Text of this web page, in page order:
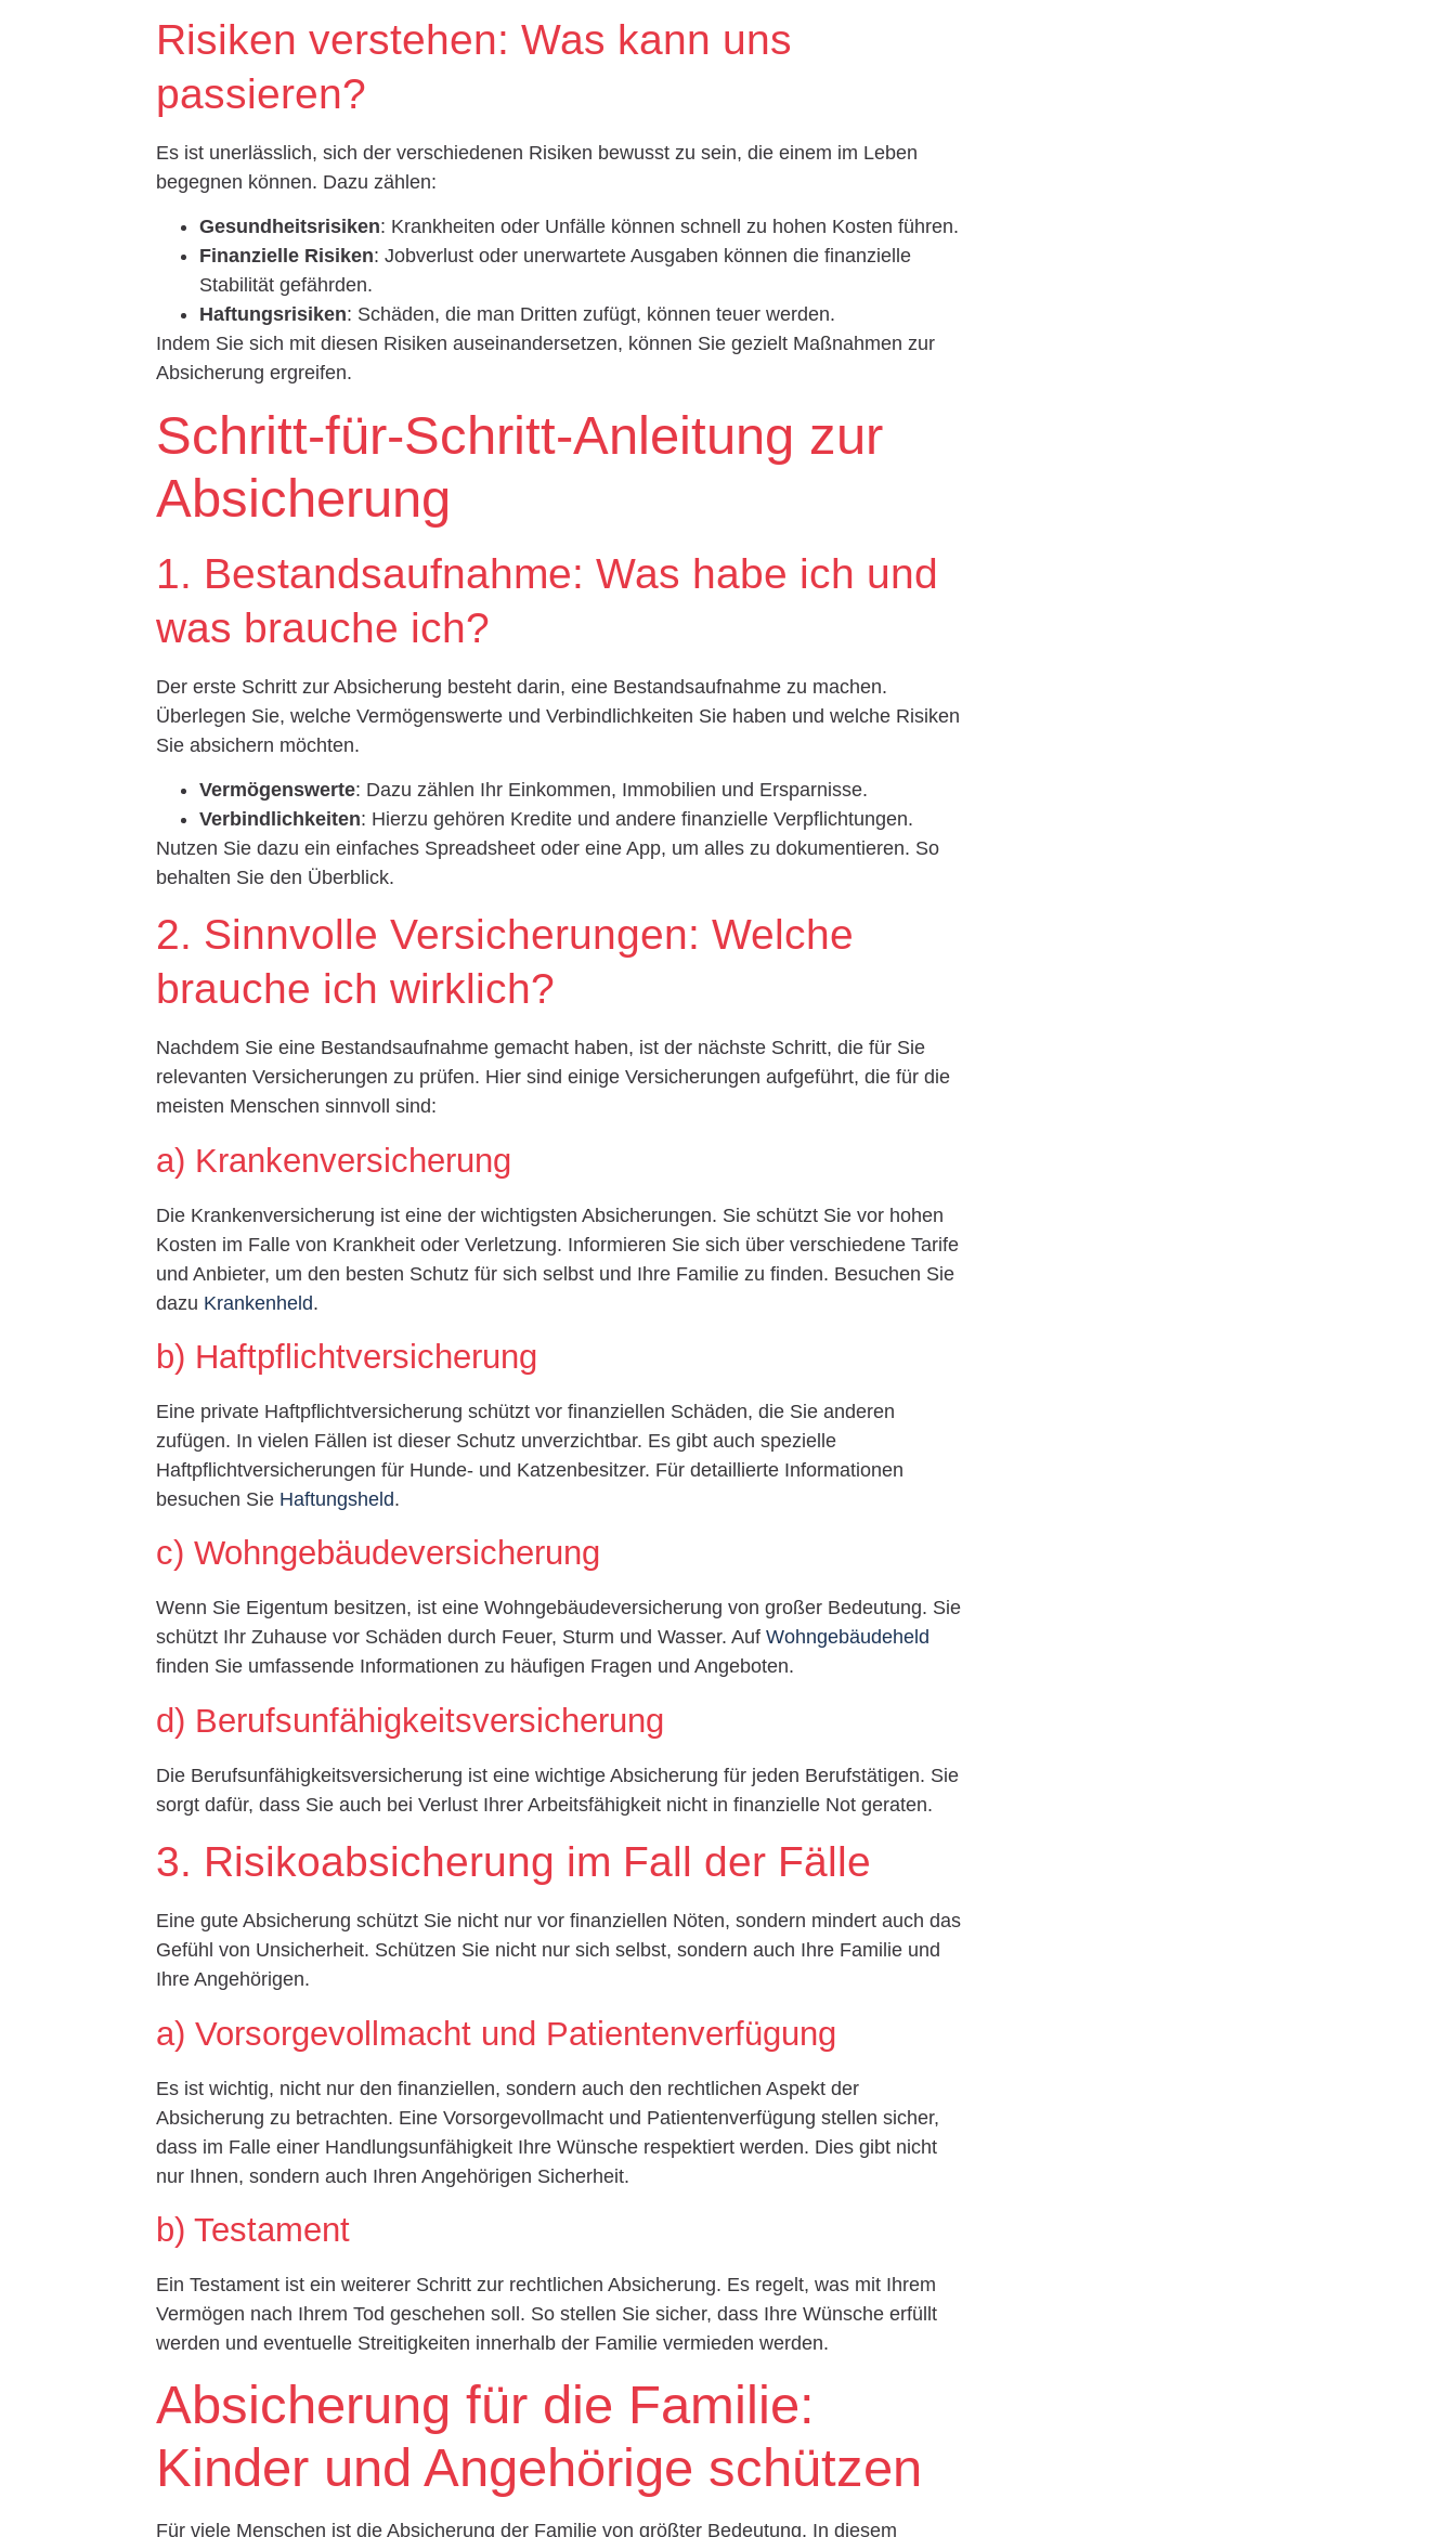
Risiken verstehen: Was kann uns
passieren?
Es ist unerlässlich, sich der verschiedenen Risiken bewusst zu sein, die einem im Leben
begegnen können. Dazu zählen:
Gesundheitsrisiken: Krankheiten oder Unfälle können schnell zu hohen Kosten führen.
Finanzielle Risiken: Jobverlust oder unerwartete Ausgaben können die finanzielle
Stabilität gefährden.
Haftungsrisiken: Schäden, die man Dritten zufügt, können teuer werden.
Indem Sie sich mit diesen Risiken auseinandersetzen, können Sie gezielt Maßnahmen zur
Absicherung ergreifen.
Schritt-für-Schritt-Anleitung zur
Absicherung
1. Bestandsaufnahme: Was habe ich und
was brauche ich?
Der erste Schritt zur Absicherung besteht darin, eine Bestandsaufnahme zu machen.
Überlegen Sie, welche Vermögenswerte und Verbindlichkeiten Sie haben und welche Risiken
Sie absichern möchten.
Vermögenswerte: Dazu zählen Ihr Einkommen, Immobilien und Ersparnisse.
Verbindlichkeiten: Hierzu gehören Kredite und andere finanzielle Verpflichtungen.
Nutzen Sie dazu ein einfaches Spreadsheet oder eine App, um alles zu dokumentieren. So
behalten Sie den Überblick.
2. Sinnvolle Versicherungen: Welche
brauche ich wirklich?
Nachdem Sie eine Bestandsaufnahme gemacht haben, ist der nächste Schritt, die für Sie
relevanten Versicherungen zu prüfen. Hier sind einige Versicherungen aufgeführt, die für die
meisten Menschen sinnvoll sind:
a) Krankenversicherung
Die Krankenversicherung ist eine der wichtigsten Absicherungen. Sie schützt Sie vor hohen
Kosten im Falle von Krankheit oder Verletzung. Informieren Sie sich über verschiedene Tarife
und Anbieter, um den besten Schutz für sich selbst und Ihre Familie zu finden. Besuchen Sie
dazu Krankenheld.
b) Haftpflichtversicherung
Eine private Haftpflichtversicherung schützt vor finanziellen Schäden, die Sie anderen
zufügen. In vielen Fällen ist dieser Schutz unverzichtbar. Es gibt auch spezielle
Haftpflichtversicherungen für Hunde- und Katzenbesitzer. Für detaillierte Informationen
besuchen Sie Haftungsheld.
c) Wohngebäudeversicherung
Wenn Sie Eigentum besitzen, ist eine Wohngebäudeversicherung von großer Bedeutung. Sie
schützt Ihr Zuhause vor Schäden durch Feuer, Sturm und Wasser. AufWohngebäudeheld
finden Sie umfassende Informationen zu häufigen Fragen und Angeboten.
d) Berufsunfähigkeitsversicherung
Die Berufsunfähigkeitsversicherung ist eine wichtige Absicherung für jeden Berufstätigen. Sie
sorgt dafür, dass Sie auch bei Verlust Ihrer Arbeitsfähigkeit nicht in finanzielle Not geraten.
3. Risikoabsicherung im Fall der Fälle
Eine gute Absicherung schützt Sie nicht nur vor finanziellen Nöten, sondern mindert auch das
Gefühl von Unsicherheit. Schützen Sie nicht nur sich selbst, sondern auch Ihre Familie und
Ihre Angehörigen.
a) Vorsorgevollmacht und Patientenverfügung
Es ist wichtig, nicht nur den finanziellen, sondern auch den rechtlichen Aspekt der
Absicherung zu betrachten. Eine Vorsorgevollmacht und Patientenverfügung stellen sicher,
dass im Falle einer Handlungsunfähigkeit Ihre Wünsche respektiert werden. Dies gibt nicht
nur Ihnen, sondern auch Ihren Angehörigen Sicherheit.
b) Testament
Ein Testament ist ein weiterer Schritt zur rechtlichen Absicherung. Es regelt, was mit Ihrem
Vermögen nach Ihrem Tod geschehen soll. So stellen Sie sicher, dass Ihre Wünsche erfüllt
werden und eventuelle Streitigkeiten innerhalb der Familie vermieden werden.
Absicherung für die Familie:
Kinder und Angehörige schützen
Für viele Menschen ist die Absicherung der Familie von größter Bedeutung. In diesem